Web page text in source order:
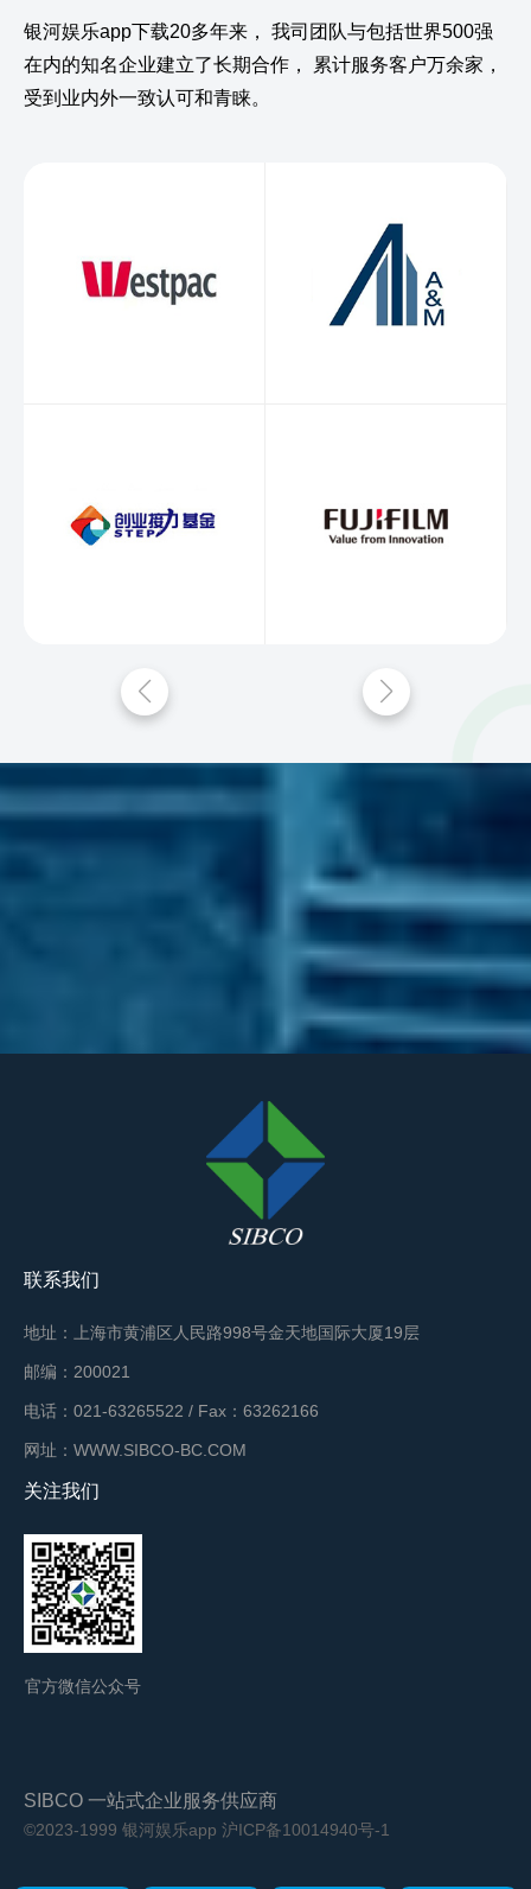
银河娱乐app下载20多年来，
我司团队与包括世界500强
在内的知名企业建立了长期合作，
累计服务客户万余家，
受到业内外一致认可和青睐。
联系我们
地址：上海市黄浦区人民路998号金天地国际大厦19层
邮编：200021
电话：021-63265522 / Fax：63262166
网址：WWW.SIBCO-BC.COM
关注我们
官方微信公众号
SIBCO 一站式企业服务供应商
©2023-1999 银河娱乐app 沪ICP备10014940号-1